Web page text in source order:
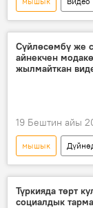
Спорт
футбол
Сүйлөсөмбү же
айнекчен
жылмайткан
19 Бештин айы
мышык
конкурс
Түркияда төрт
социалдык